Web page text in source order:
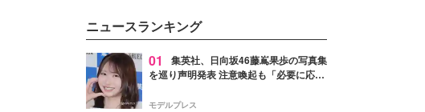
好さんを迎えて本音で女子会トー
ク。猛暑のお出かけを快適に過ご
すヒントや、2人が感動した夏の
生理の新常識にも迫りました。
ニュースランキング
01
集英社、日向坂46藤嶌果歩の写真集
を巡り声明発表 注意喚起も「必要に応じ
モデルプレス